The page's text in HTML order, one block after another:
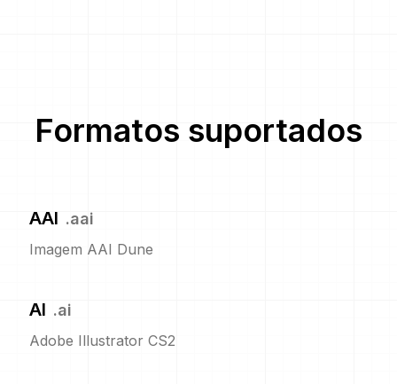
Formatos suportados
AAI .aai
Imagem AAI Dune
AI .ai
Adobe Illustrator CS2